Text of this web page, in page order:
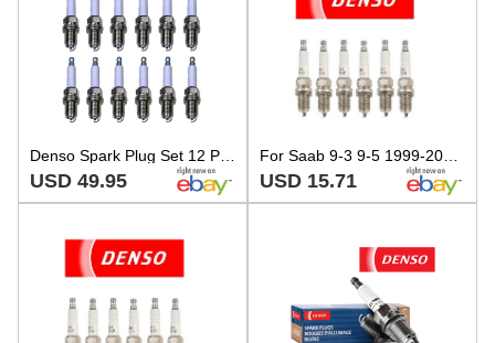
Denso Spark Plug Set 12 Pieces U-Groove Conventional Gap 0.032
USD 49.95
For Saab 9-3 9-5 1999-2005 Set Of 6 Spark Plugs Denso Regular Resistor Q22PR U11
USD 15.71